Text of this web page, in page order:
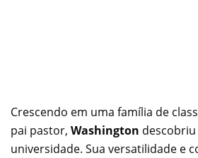
Crescendo em uma família de
pai pastor, Washington
universidade. Sua versatilidade e